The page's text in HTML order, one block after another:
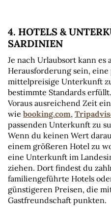
4. HOTELS &
SARDINIEN
Je nach Urlaubsort kann
Herausforderung sein,
mittelpreisige Unterkunft
bestimmte Standards
Voraus ausreichend Zeit
wie booking.com,
passenden Unterkunft zu
Wenn du keinen Wert
einem größeren Hotel zu
eine Unterkunft im
ziehen. Dort findest du
familiengeführte Hotels
günstigeren Preisen, die
Gastfreundschaft punkten.